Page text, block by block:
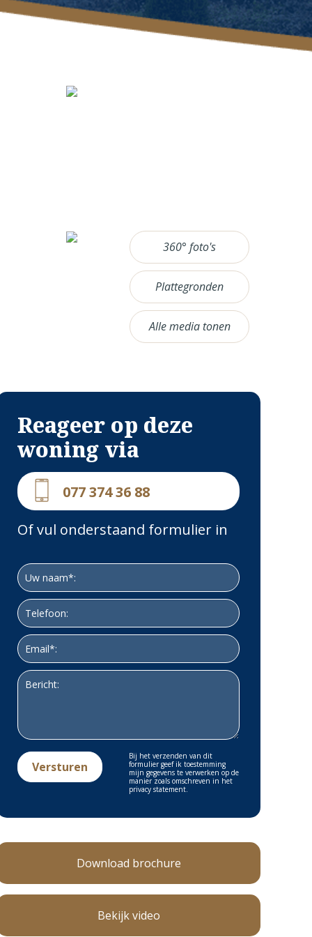
360° foto's
Plattegronden
Alle media tonen
Reageer op deze
woning via
077 374 36 88
Of vul onderstaand formulier in
Bij het verzenden van dit
formulier geef ik toestemming
mijn gegevens te verwerken op de
manier zoals omschreven in het
privacy statement.
Download brochure
Bekijk video